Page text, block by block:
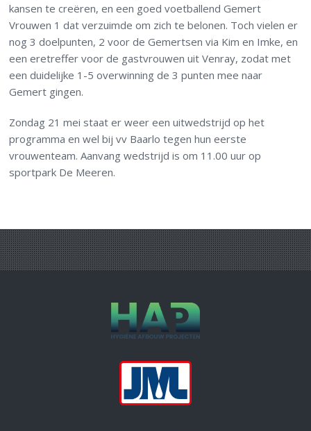
kansen te creëren, en een goed voetballend Gemert
Vrouwen 1 dat verzuimde om zich te belonen. Toch vielen er
nog 3 doelpunten, 2 voor de Gemertsen via Kim en Imke, en
een eretreffer voor de gastvrouwen uit Venray, zodat met
een duidelijke 1-5 overwinning de 3 punten mee naar
Gemert gingen.
Zondag 21 mei staat er weer een uitwedstrijd op het
programma en wel bij vv Baarlo tegen hun eerste
vrouwenteam. Aanvang wedstrijd is om 11.00 uur op
sportpark De Meeren.